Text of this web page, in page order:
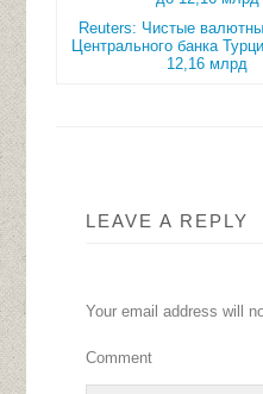
Reuters: Чистые
Центрального банка
12,16 млрд
LEAVE A REPLY
Your email address will
Comment